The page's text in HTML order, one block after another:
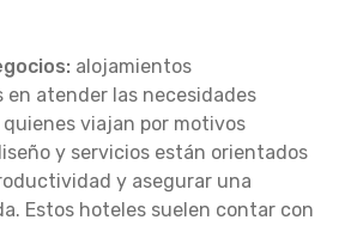
alojamientos
en atender las necesidades
viajan por motivos
y servicios están orientados
y asegurar una
Estos hoteles suelen contar con